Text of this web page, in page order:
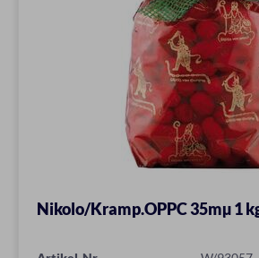
Nikolo/Kramp.OPPC 35mµ 1